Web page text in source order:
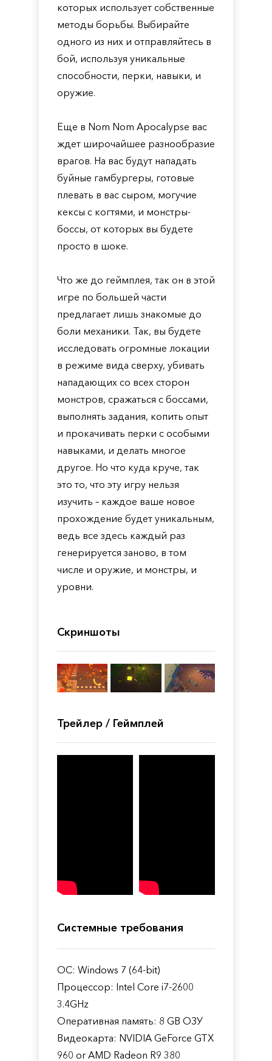
которых использует собственные
методы борьбы. Выбирайте
одного из них и отправляйтесь в
бой, используя уникальные
способности, перки, навыки, и
оружие.
Еще в Nom Nom Apocalypse вас
ждет широчайшее разнообразие
врагов. На вас будут нападать
буйные гамбургеры, готовые
плевать в вас сыром, могучие
кексы с когтями, и монстры-
боссы, от которых вы будете
просто в шоке.
Что же до геймплея, так он в этой
игре по большей части
предлагает лишь знакомые до
боли механики. Так, вы будете
исследовать огромные локации
в режиме вида сверху, убивать
нападающих со всех сторон
монстров, сражаться с боссами,
выполнять задания, копить опыт
и прокачивать перки с особыми
навыками, и делать многое
другое. Но что куда круче, так
это то, что эту игру нельзя
изучить – каждое ваше новое
прохождение будет уникальным,
ведь все здесь каждый раз
генерируется заново, в том
числе и оружие, и монстры, и
уровни.
Скриншоты
Трейлер / Геймплей
Системные требования
ОС: Windows 7 (64-bit)
Процессор: Intel Core i7-2600
3.4GHz
Оперативная память: 8 GB ОЗУ
Видеокарта: NVIDIA GeForce GTX
960 or AMD Radeon R9 380